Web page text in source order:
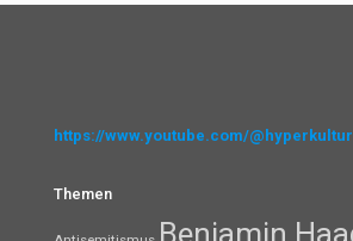
https://www.youtube.com/
Themen